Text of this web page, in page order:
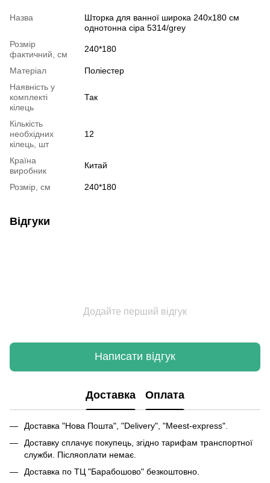
Назва
Шторка для ванної широка 240x180 см
однотонна сіра 5314/grey
Розмір
фактичний, см
240*180
Матеріал
Поліестер
Наявність у
комплекті
кілець
Так
Кількість
необхідних
кілець, шт
12
Країна
виробник
Китай
Розмір, см 240*180
Відгуки
Додайте перший відгук
Написати відгук
Доставка Оплата
Доставка "Нова Пошта", "Delivery", "Meest-express".
Доставку сплачує покупець, згідно тарифам транспортної
служби. Післяоплати немає.
Доставка по ТЦ "Барабошово" безкоштовно.